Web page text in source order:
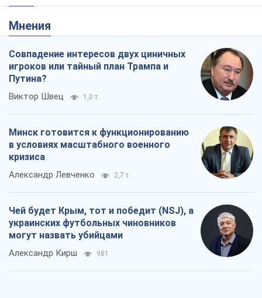
Мнения
Совпадение интересов двух циничных
игроков или тайный план Трампа и
Путина?
Виктор Швец 1,0 т.
Минск готовится к функционированию
в условиях масштабного военного
кризиса
Александр Левченко 2,7 т.
Чей будет Крым, тот и победит (NSJ), а
украинских футбольных чиновников
могут назвать убийцами
Александр Кирш 981